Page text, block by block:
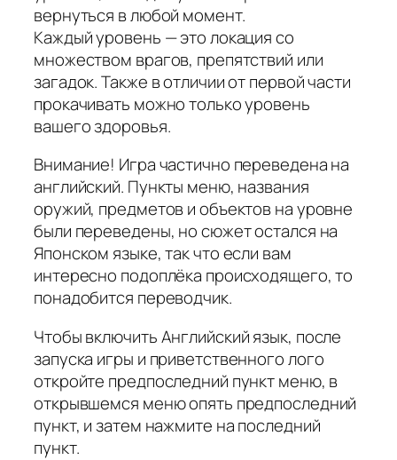
вернуться в любой момент.
Каждый уровень — это локация со
множеством врагов, препятствий или
загадок. Также в отличии от первой части
прокачивать можно только уровень
вашего здоровья.
Внимание! Игра частично переведена на
английский. Пункты меню, названия
оружий, предметов и объектов на уровне
были переведены, но сюжет остался на
Японском языке, так что если вам
интересно подоплёка происходящего, то
понадобится переводчик.
Чтобы включить Английский язык, после
запуска игры и приветственного лого
откройте предпоследний пункт меню, в
открывшемся меню опять предпоследний
пункт, и затем нажмите на последний
пункт.